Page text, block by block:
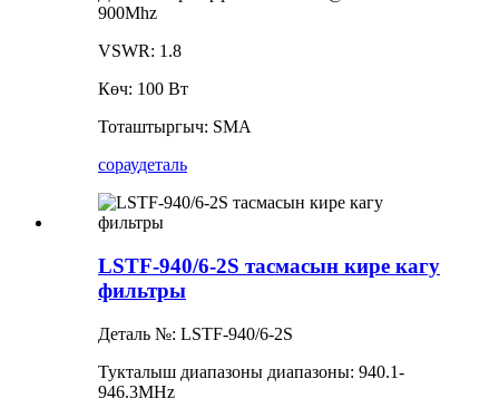
900Mhz
VSWR: 1.8
Көч: 100 Вт
Тоташтыргыч: SMA
сораудеталь
LSTF-940/6-2S тасмасын кире кагу
фильтры
Деталь №: LSTF-940/6-2S
Тукталыш диапазоны диапазоны: 940.1-
946.3MHz